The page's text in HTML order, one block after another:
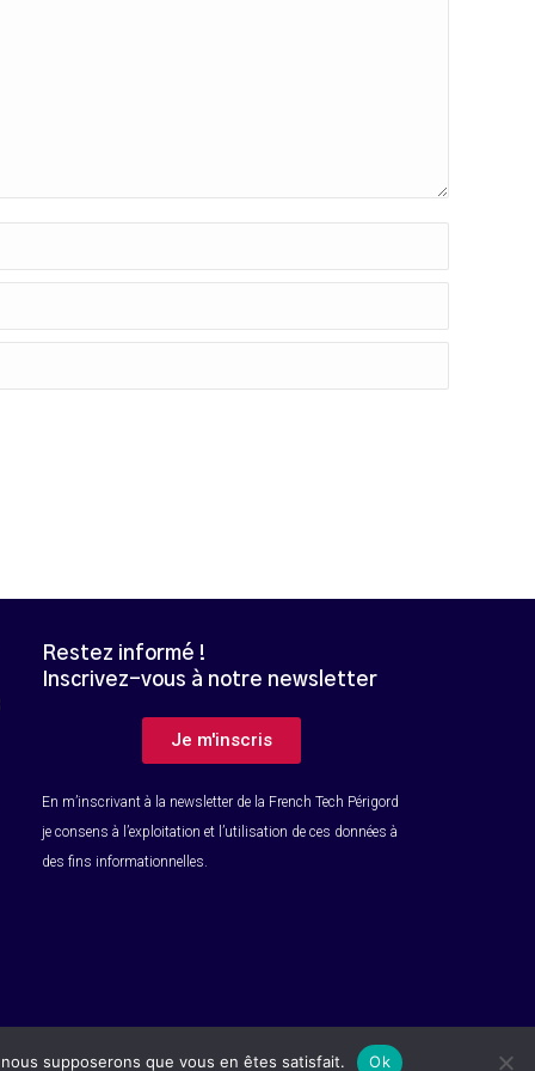
Restez informé !
Inscrivez-vous à notre newsletter
Je m'inscris
En m’inscrivant à la newsletter de la French Tech Périgord
je consens à l’exploitation et l’utilisation de ces données à
des fins informationnelles.
Mentions légales
supposerons que vous en êtes satisfait. Ok